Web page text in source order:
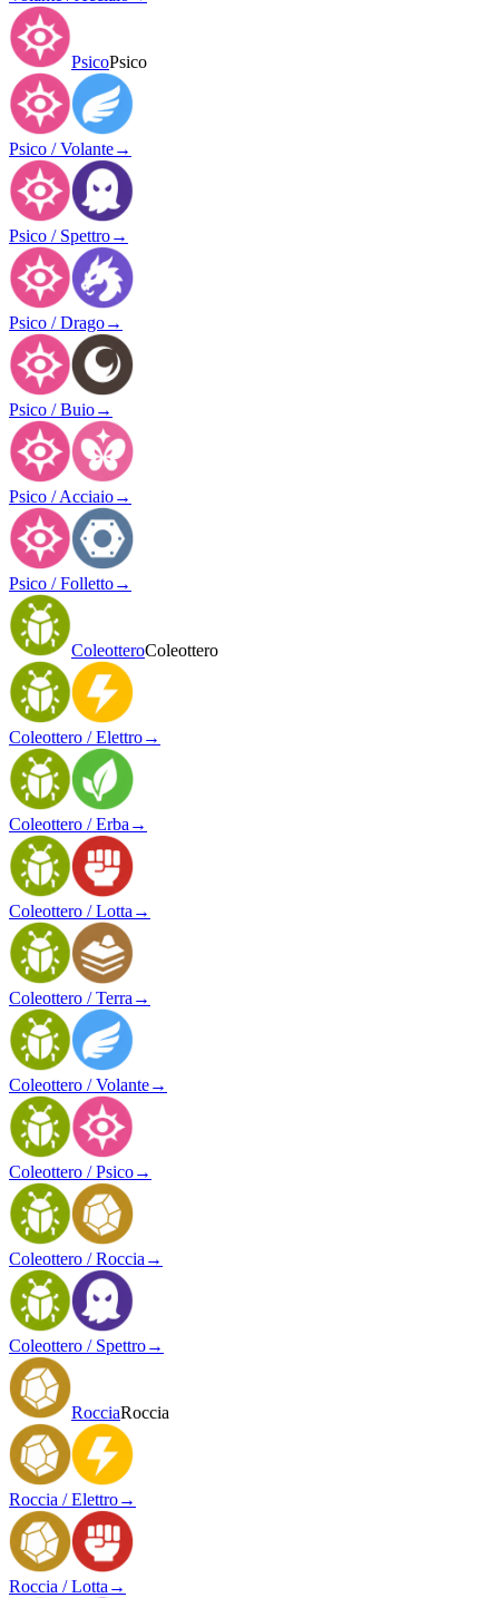
PsicoPsico
Psico / Volante→
Psico / Spettro→
Psico / Drago→
Psico / Buio→
Psico / Acciaio→
Psico / Folletto→
ColeotteroColeottero
Coleottero / Elettro→
Coleottero / Erba →
Coleottero / Lotta →
Coleottero / Terra →
Coleottero / Volante→
Coleottero / Psico→
Coleottero / Roccia →
Coleottero / Spettro→
RocciaRoccia
Roccia / Elettro→
Roccia / Lotta →